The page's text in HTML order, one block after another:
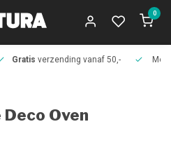
0
Gratis verzending vanaf 50,-
Oven